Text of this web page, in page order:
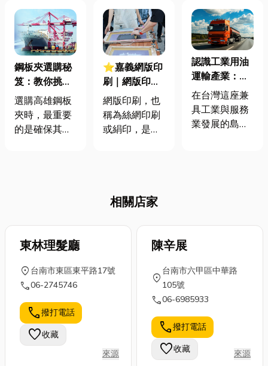
鋼板夾選購秘
笈：教你挑選
完美無痕夾
具，保護鋼板
品質升級！
選購高雄鋼板
夾時，最重要
的是確保其安
能有效保護鋼
板表面，適合
格的產業，如
建築、造船與
鋼構工程。 選
擇時應考量鋼
板厚度、重量
及夾具承載能
⭐嘉義網版印
刷｜網版印刷
是什麼？網版
印刷原理、優
缺點分析，了
網版印刷，也
稱為絲網印刷
或絹印，是一
能適用於非常
材料，因此應
用範圍極廣。
將會介紹網版
優缺點，以及
識。文末還會
推薦嘉義網版
印刷店家。如
認識工業用油
運輸產業：從
油品到服務，
一次了解！
在台灣這座兼
具工業與服務
業發展的島嶼
是工業用油。
「把油送到指
際上卻是一門
與精密調度的
技術活。從油
品的品質控
相關店家
東林理髮廳
location_on 台南市東區東平路17號
call06-2745746
call撥打電話
favorite收藏
來源
陳辛展
location_on
台南市六甲區中華路
105號
call06-6985933
call撥打電話
favorite收藏 來源